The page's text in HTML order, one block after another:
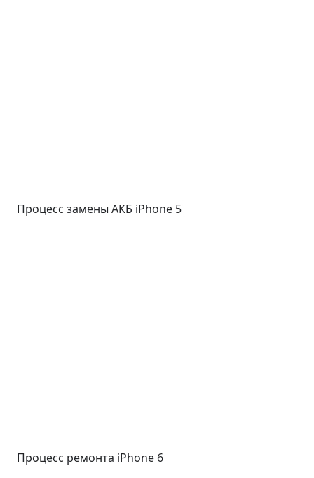
Процесс замены АКБ iPhone 5
Процесс ремонта iPhone 6